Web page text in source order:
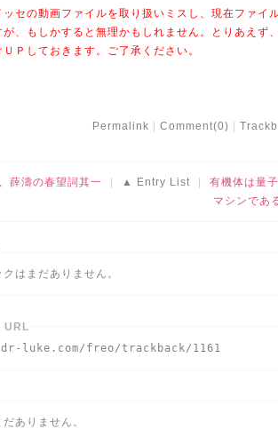
ッセの動画ファイルを取り扱いミスし、現在ファイ
が、もしかすると無理かもしれません。とりあえず
Ｐしておきます。ご了承ください。
Permalink Comment(0)
薛濤の春望詞其一 Entry List
有機体は量
マシンであ
クはまだありません。
URL
luke.com/freo/trackback/1161
ありません。